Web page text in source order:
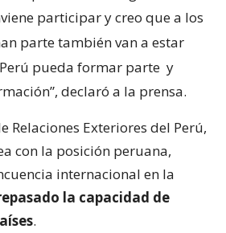
participar y creo que a los
parte también van a estar
pueda formar parte y
declaró a la prensa.
Relaciones Exteriores del Perú,
con la posición peruana,
internacional en la
la capacidad de
.